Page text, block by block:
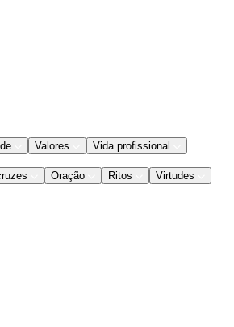
Valores Vida profissional
Oração Ritos Virtudes